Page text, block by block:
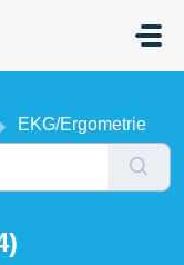
EKG/Ergometrie